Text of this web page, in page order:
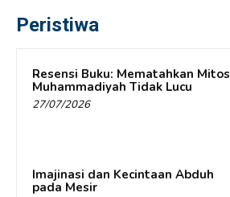
Peristiwa
Resensi Buku: Mematahkan Mitos
Muhammadiyah Tidak Lucu
27/07/2026
Imajinasi dan Kecintaan Abduh
pada Mesir